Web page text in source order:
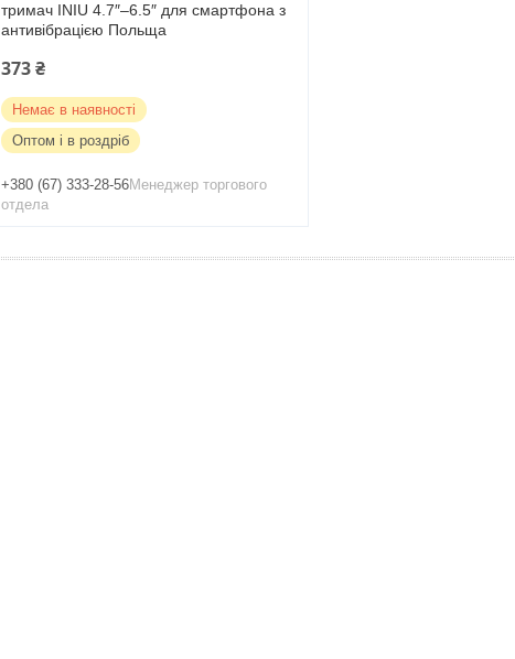
тримач INIU 4.7″–6.5″ для смартфона з
антивібрацією Польща
373 ₴
Немає в наявності
Оптом і в роздріб
+380 (67) 333-28-56Менеджер торгового
отдела